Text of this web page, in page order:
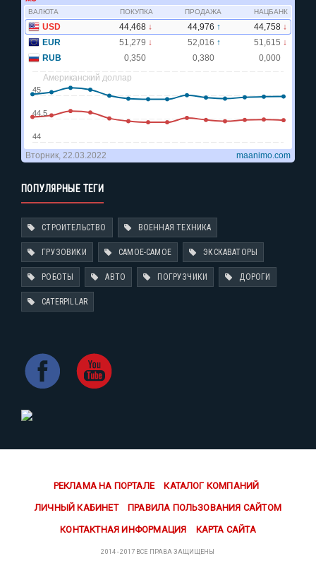
ПОПУЛЯРНЫЕ ТЕГИ
СТРОИТЕЛЬСТВО ВОЕННАЯ ТЕХНИКА
ГРУЗОВИКИ САМОЕ-САМОЕ ЭКСКАВАТОРЫ
РОБОТЫ АВТО ПОГРУЗЧИКИ ДОРОГИ
CATERPILLAR
РЕКЛАМА НА ПОРТАЛЕ КАТАЛОГ КОМПАНИЙ
ЛИЧНЫЙ КАБИНЕТ ПРАВИЛА ПОЛЬЗОВАНИЯ САЙТОМ
КОНТАКТНАЯ ИНФОРМАЦИЯ КАРТА САЙТА
2014 - 2017 ВСЕ ПРАВА ЗАЩИЩЕНЫ